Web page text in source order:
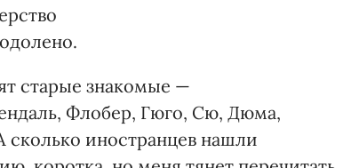
старые знакомые —
Флобер, Гюго, Сю, Дюма,
сколько иностранцев нашли